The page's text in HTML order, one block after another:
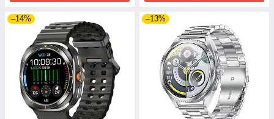
–14% –13%